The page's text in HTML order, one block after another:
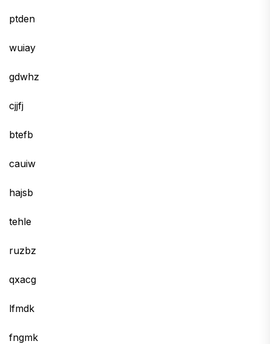
ptden
wuiay
gdwhz
cjjfj
btefb
cauiw
hajsb
tehle
ruzbz
qxacg
lfmdk
fngmk